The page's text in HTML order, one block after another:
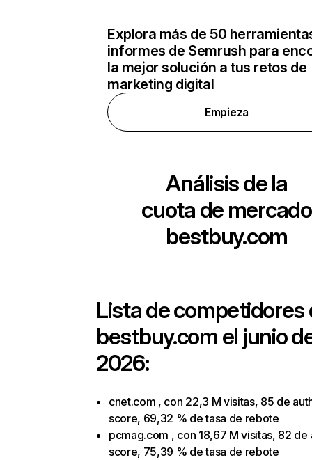
Explora más de 50
informes de Semrush para
la mejor solución a tus retos de
marketing digital
Empieza
Análisis de la
cuota de mercado
bestbuy.com
Lista de competidores
bestbuy.com el junio
2026:
cnet.com , con 22,3 M visitas, 85 de
score, 69,32 % de tasa de rebote
pcmag.com , con 18,67 M visitas, 82 de
score, 75,39 % de tasa de rebote